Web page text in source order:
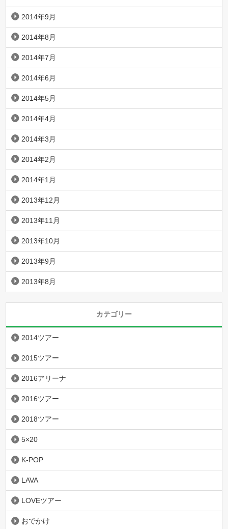
2014年9月
2014年8月
2014年7月
2014年6月
2014年5月
2014年4月
2014年3月
2014年2月
2014年1月
2013年12月
2013年11月
2013年10月
2013年9月
2013年8月
カテゴリー
2014ツアー
2015ツアー
2016アリーナ
2016ツアー
2018ツアー
5×20
K-POP
LAVA
LOVEツアー
おでかけ